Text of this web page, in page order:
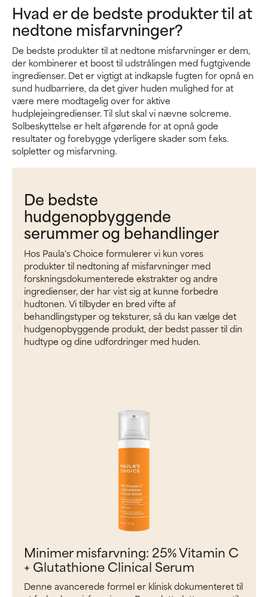
Hvad er de bedste produkter til at
nedtone misfarvninger?
De bedste produkter til at nedtone misfarvninger er dem,
der kombinerer et boost til udstrålingen med fugtgivende
ingredienser. Det er vigtigt at indkapsle fugten for opnå en
sund hudbarriere, da det giver huden mulighed for at
være mere modtagelig over for aktive
hudplejeingredienser. Til slut skal vi nævne solcreme.
Solbeskyttelse er helt afgørende for at opnå gode
resultater og forebygge yderligere skader som f.eks.
solpletter og misfarvning.
De bedste
hudgenopbyggende
serummer og behandlinger
Hos Paula's Choice formulerer vi kun vores
produkter til nedtoning af misfarvninger med
forskningsdokumenterede ekstrakter og andre
ingredienser, der har vist sig at kunne forbedre
hudtonen. Vi tilbyder en bred vifte af
behandlingstyper og teksturer, så du kan vælge det
hudgenopbyggende produkt, der bedst passer til din
hudtype og dine udfordringer med huden.
Minimer misfarvning: 25% Vitamin C
+ Glutathione Clinical Serum
Denne avancerede formel er klinisk dokumenteret til